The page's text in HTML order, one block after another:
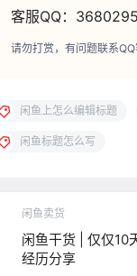
客服QQ：3680295
请勿打赏，有问题联系
闲鱼上怎么编辑标题
闲鱼标题怎么写
闲鱼卖货
闲鱼干货 | 仅仅10
经历分享